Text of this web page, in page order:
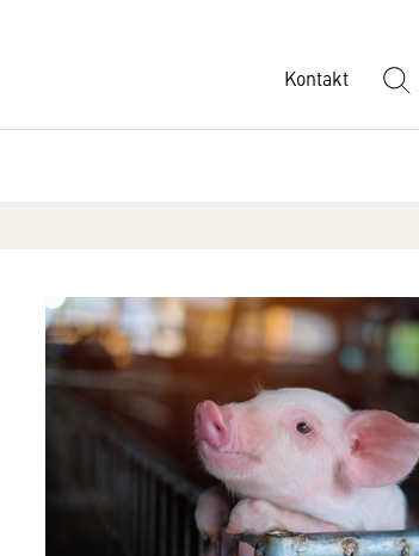
Kontakt